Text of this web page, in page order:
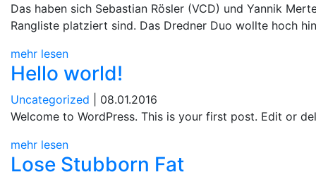
Das haben sich Sebastian Rösler (VCD) und Yannik
Rangliste platziert sind. Das Dredner Duo wollte hoch
mehr lesen
Hello world!
Uncategorized | 08.01.2016
Welcome to WordPress. This is your first post. Edit or
mehr lesen
Lose Stubborn Fat